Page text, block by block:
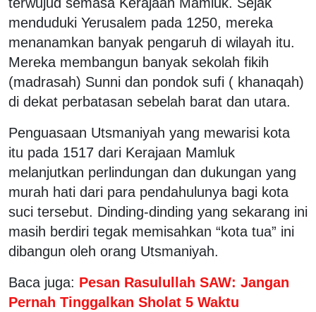
menduduki Yerusalem pada 1250, mereka
menanamkan banyak pengaruh di wilayah itu.
Mereka membangun banyak sekolah fikih
(madrasah) Sunni dan pondok sufi ( khanaqah)
di dekat perbatasan sebelah barat dan utara.
Penguasaan Utsmaniyah yang mewarisi kota
itu pada 1517 dari Kerajaan Mamluk
melanjutkan perlindungan dan dukungan yang
murah hati dari para pendahulunya bagi kota
suci tersebut. Dinding-dinding yang sekarang ini
masih berdiri tegak memisahkan “kota tua” ini
dibangun oleh orang Utsmaniyah.
Baca juga: Pesan Rasulullah SAW: Jangan
Pernah Tinggalkan Sholat 5 Waktu